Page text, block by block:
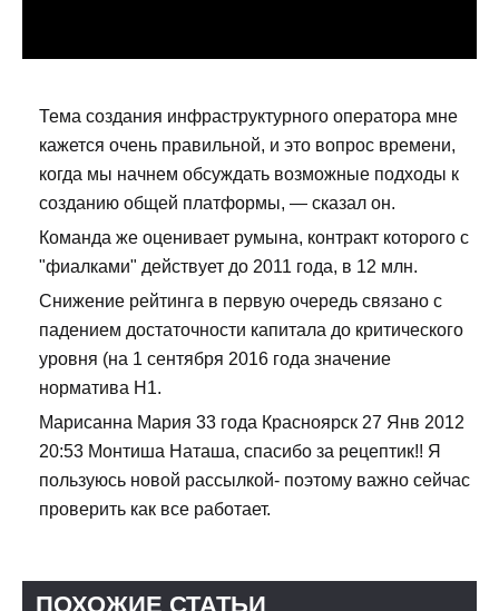
Тема создания инфраструктурного оператора мне
кажется очень правильной, и это вопрос времени,
когда мы начнем обсуждать возможные подходы к
созданию общей платформы, — сказал он.
Команда же оценивает румына, контракт которого с
"фиалками" действует до 2011 года, в 12 млн.
Снижение рейтинга в первую очередь связано с
падением достаточности капитала до критического
уровня (на 1 сентября 2016 года значение
норматива Н1.
Марисанна Мария 33 года Красноярск 27 Янв 2012
20:53 Монтиша Наташа, спасибо за рецептик!! Я
пользуюсь новой рассылкой- поэтому важно сейчас
проверить как все работает.
ПОХОЖИЕ СТАТЬИ